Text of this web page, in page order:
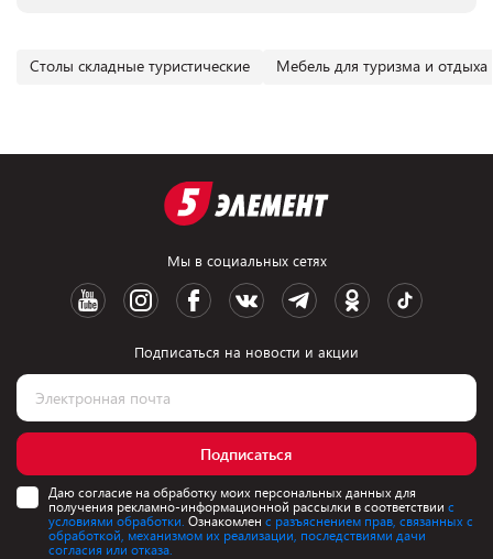
Столы складные туристические Мебель для туризма и отдыха
Мы в социальных сетях
Подписаться на новости и акции
Подписаться
Даю согласие на обработку моих персональных данных для
получения рекламно-информационной рассылки в соответствии с
условиями обработки. Ознакомлен с разъяснением прав, связанных с
обработкой, механизмом их реализации, последствиями дачи
согласия или отказа.